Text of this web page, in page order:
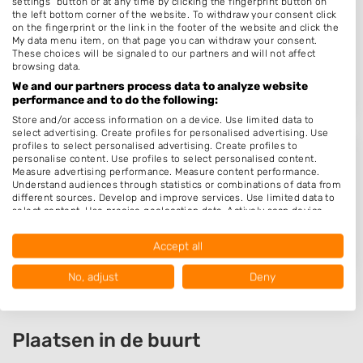
Linette Beckers
Oude Rijksweg Zuid 11 E
6114RC Susteren
Thuiskapster sabrina
Louerstraat 30
6114CZ Susteren
Plaatsen in de buurt
the left bottom corner of the website. To withdraw your consent click
on the fingerprint or the link in the footer of the website and click the
My data menu item, on that page you can withdraw your consent.
These choices will be signaled to our partners and will not affect
browsing data.
We and our partners process data to analyze website
performance and to do the following:
Store and/or access information on a device. Use limited data to
select advertising. Create profiles for personalised advertising. Use
profiles to select personalised advertising. Create profiles to
personalise content. Use profiles to select personalised content.
Measure advertising performance. Measure content performance.
Understand audiences through statistics or combinations of data from
different sources. Develop and improve services. Use limited data to
select content. Use precise geolocation data. Actively scan device
Data may be shared outside of the European Union and send to the
Your consent and the cookie policy applies solely to this website/app.
View Partner List (1016 IAB Vendors)
We use your data for the following purposes:
Accept all
No, adjust Deny